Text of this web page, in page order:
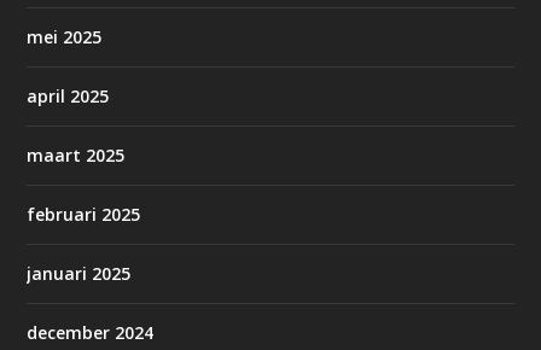
mei 2025
april 2025
maart 2025
februari 2025
januari 2025
december 2024